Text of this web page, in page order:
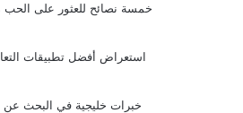
خمسة نصائح للعثور على
استعراض أفضل تطبيقات
خبرات خليجية في البحث عن